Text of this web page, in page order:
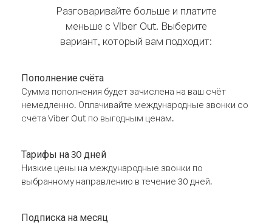
Разговаривайте больше и платите
меньше с Viber Out. Выберите
вариант, который вам подходит:
Пополнение счёта
Сумма пополнения будет зачислена на ваш счёт
немедленно. Оплачивайте международные звонки со
счёта Viber Out по выгодным ценам.
Тарифы на 30 дней
Низкие цены на международные звонки по
выбранному направлению в течение 30 дней.
Подписка на месяц